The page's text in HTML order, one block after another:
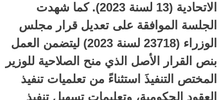
الاتحادية (13 لسنة 2023). كما شهدت
الجلسة الموافقة على تعديل قرار مجلس
الوزراء (23718 لسنة 2023) ليتضمن العمل
بنص القرار الأصل الذي منح الصلاحية للوزير
المختص التنفيذَ استثناءً من تعلميات تنفيذ
العقود الحكومية، وتعليمات تسهيل تنفيذ